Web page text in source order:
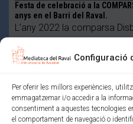
Configuració
Per oferir les millors experiències,
emmagatzemar i/o accedir a la
consentiment a aquestes tecnologies
el comportament de navegació o
Festa de celebració a la
anys en el Barri del Raval.
L’any 2022 la comparsa
Política de xarxes socials
Política de privacitat i normes
Política de cookies (EU)